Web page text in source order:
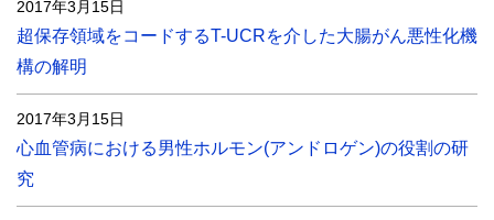
2017年3月15日
超保存領域をコードするT-UCRを介した大腸がん悪性化機
構の解明
2017年3月15日
心血管病における男性ホルモン(アンドロゲン)の役割の研
究